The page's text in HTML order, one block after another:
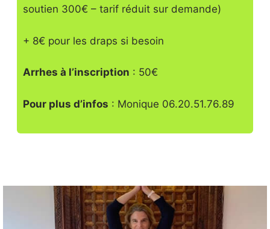
soutien 300€ – tarif réduit sur demande)
+ 8€ pour les draps si besoin
Arrhes à l’inscription : 50€
Pour plus d’infos : Monique 06.20.51.76.89